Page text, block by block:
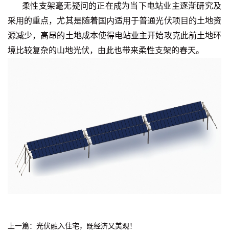
柔性支架毫无疑问的正在成为当下电站业主逐渐研究及
采用的重点，尤其是随着国内适用于普通光伏项目的土地资
源减少，高昂的土地成本使得电站业主开始攻克此前土地环
境比较复杂的山地光伏，由此也带来柔性支架的春天。
上一篇：光伏融入住宅，既经济又美观！